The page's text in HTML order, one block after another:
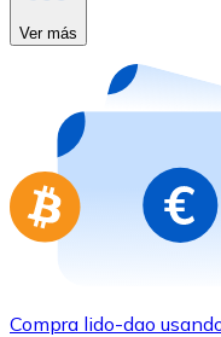
Compra tarjetas
Ir a la tienda de
Ver más
Compra lido-dao